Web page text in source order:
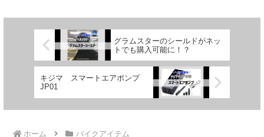
グラムスターのシールドがネッ
トでも購入可能に！？
キジマ スマートエアポンプ
JP01
ホーム バイクアイテム